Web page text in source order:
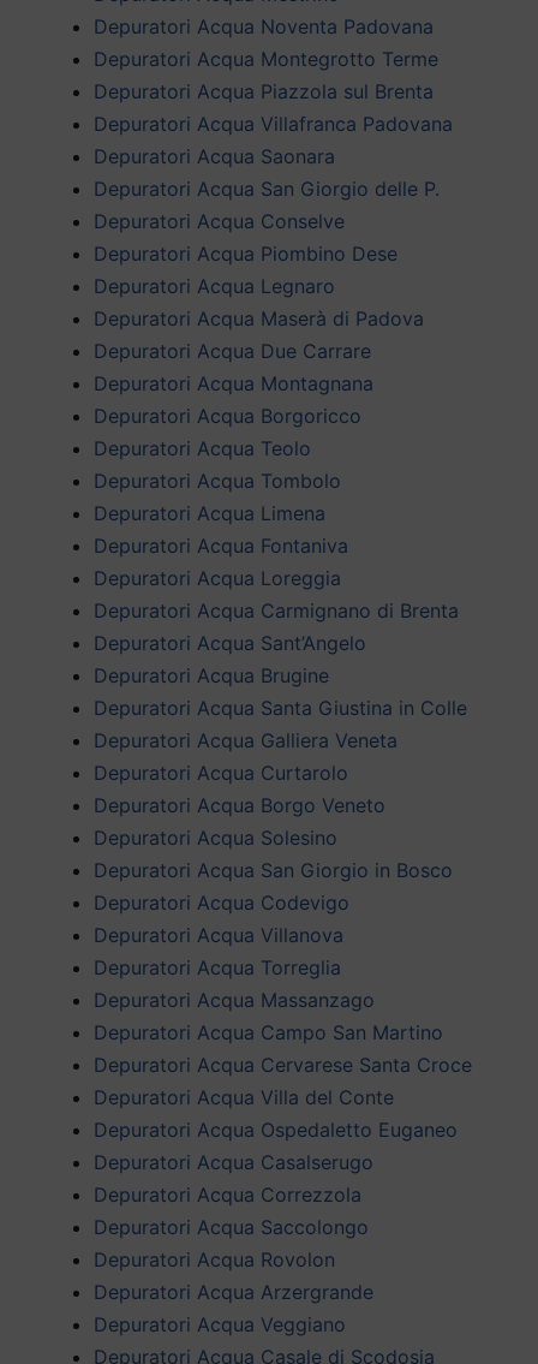
Depuratori Acqua Noventa Padovana
Depuratori Acqua Montegrotto Terme
Depuratori Acqua Piazzola sul Brenta
Depuratori Acqua Villafranca Padovana
Depuratori Acqua Saonara
Depuratori Acqua San Giorgio delle P.
Depuratori Acqua Conselve
Depuratori Acqua Piombino Dese
Depuratori Acqua Legnaro
Depuratori Acqua Maserà di Padova
Depuratori Acqua Due Carrare
Depuratori Acqua Montagnana
Depuratori Acqua Borgoricco
Depuratori Acqua Teolo
Depuratori Acqua Tombolo
Depuratori Acqua Limena
Depuratori Acqua Fontaniva
Depuratori Acqua Loreggia
Depuratori Acqua Carmignano di Brenta
Depuratori Acqua Sant’Angelo
Depuratori Acqua Brugine
Depuratori Acqua Santa Giustina in Colle
Depuratori Acqua Galliera Veneta
Depuratori Acqua Curtarolo
Depuratori Acqua Borgo Veneto
Depuratori Acqua Solesino
Depuratori Acqua San Giorgio in Bosco
Depuratori Acqua Codevigo
Depuratori Acqua Villanova
Depuratori Acqua Torreglia
Depuratori Acqua Massanzago
Depuratori Acqua Campo San Martino
Depuratori Acqua Cervarese Santa Croce
Depuratori Acqua Villa del Conte
Depuratori Acqua Ospedaletto Euganeo
Depuratori Acqua Casalserugo
Depuratori Acqua Correzzola
Depuratori Acqua Saccolongo
Depuratori Acqua Rovolon
Depuratori Acqua Arzergrande
Depuratori Acqua Veggiano
Depuratori Acqua Casale di Scodosia